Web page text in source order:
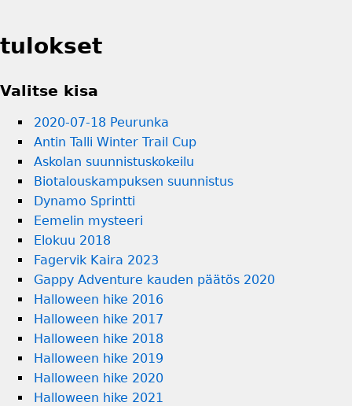
tulokset
Valitse kisa
2020-07-18 Peurunka
Antin Talli Winter Trail Cup
Askolan suunnistuskokeilu
Biotalouskampuksen suunnistus
Dynamo Sprintti
Eemelin mysteeri
Elokuu 2018
Fagervik Kaira 2023
Gappy Adventure kauden päätös 2020
Halloween hike 2016
Halloween hike 2017
Halloween hike 2018
Halloween hike 2019
Halloween hike 2020
Halloween hike 2021